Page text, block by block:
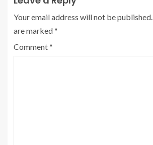
Your email address will not be published.
are marked*
Comment*